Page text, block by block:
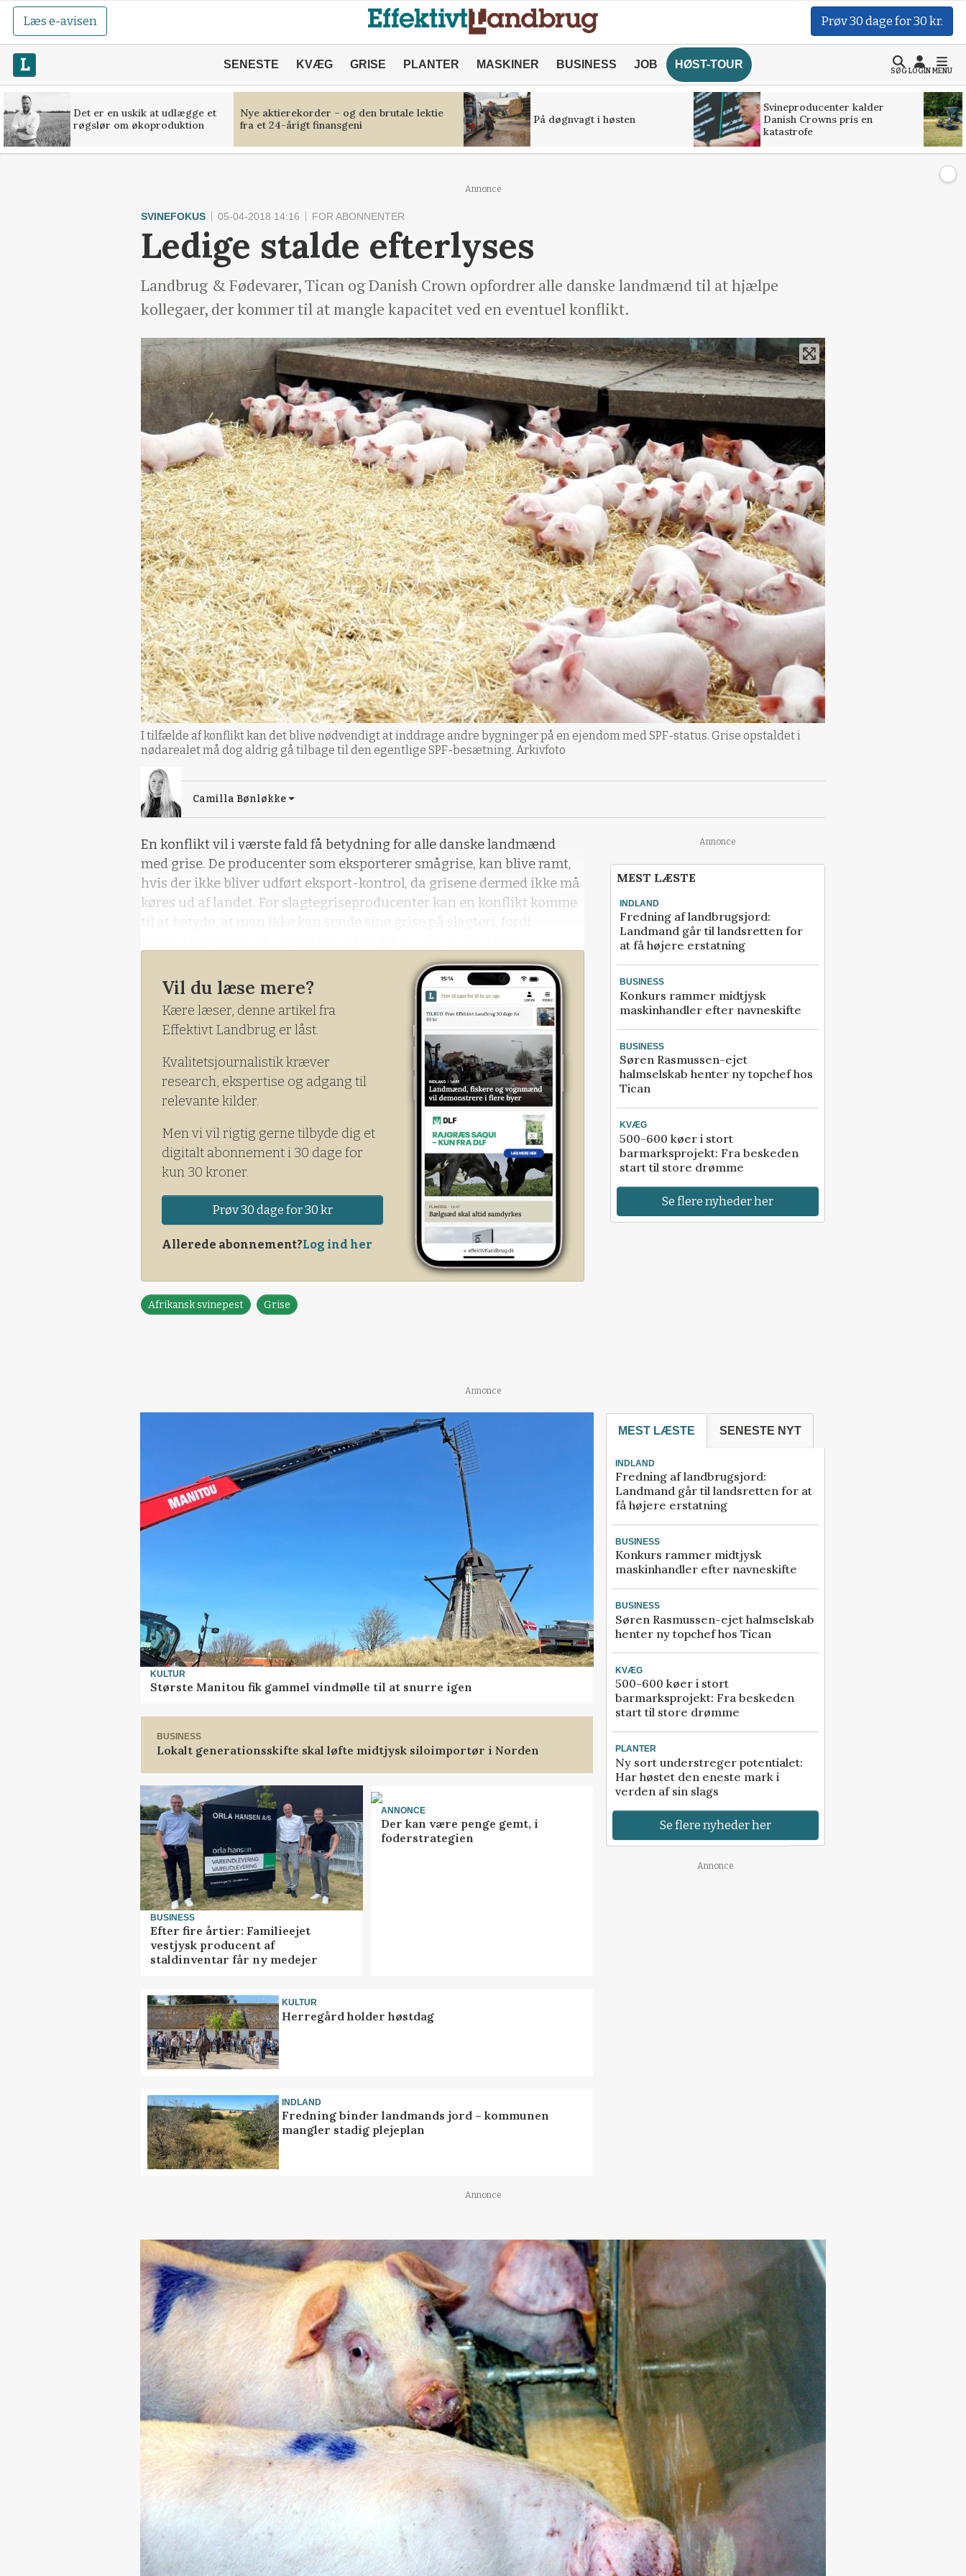
Læs e-avisen Prøv 30 dage for 30 kr.
SENESTE KVÆG GRISE PLANTER MASKINER BUSINESS JOB HØST-TOUR
SØGLOGINMENU
Det er en uskik at udlægge et
røgslør om økoproduktion
Nye aktierekorder – og den brutale lektie
fra et 24-årigt finansgeni
På døgnvagt i høsten
Svineproducenter kalder
Danish Crowns pris en
katastrofe
Annonce
SVINEFOKUS 05-04-2018 14:16 FOR ABONNENTER
Ledige stalde efterlyses
Landbrug & Fødevarer, Tican og Danish Crown opfordrer alle danske landmænd til at hjælpe
kollegaer, der kommer til at mangle kapacitet ved en eventuel konflikt.
I tilfælde af konflikt kan det blive nødvendigt at inddrage andre bygninger på en ejendom med SPF-status. Grise opstaldet i
nødarealet må dog aldrig gå tilbage til den egentlige SPF-besætning. Arkivfoto
Camilla Bønløkke
En konflikt vil i værste fald få betydning for alle danske landmænd
med grise. De producenter som eksporterer smågrise, kan blive ramt,
hvis der ikke bliver udført eksport-kontrol, da grisene dermed ikke må
køres ud af landet. For slagtegriseproducenter kan en konflikt komme
til at betyde, at man ikke kan sende sine grise på slagteri, fordi
Vil du læse mere?
Kære læser, denne artikel fra
Effektivt Landbrug er låst.
Kvalitetsjournalistik kræver
research, ekspertise og adgang til
relevante kilder.
Men vi vil rigtig gerne tilbyde dig et
digitalt abonnement i 30 dage for
kun 30 kroner.
Prøv 30 dage for 30 kr
Allerede abonnement?Log ind her
Afrikansk svinepest Grise
Annonce
MEST LÆSTE
INDLAND
Fredning af landbrugsjord:
Landmand går til landsretten for
at få højere erstatning
BUSINESS
Konkurs rammer midtjysk
maskinhandler efter navneskifte
BUSINESS
Søren Rasmussen-ejet
halmselskab henter ny topchef hos
Tican
KVÆG
500-600 køer i stort
barmarksprojekt: Fra beskeden
start til store drømme
Se flere nyheder her
Annonce
KULTUR
Største Manitou fik gammel vindmølle til at snurre igen
BUSINESS
Lokalt generationsskifte skal løfte midtjysk siloimportør i Norden
BUSINESS
Efter fire årtier: Familieejet
vestjysk producent af
staldinventar får ny medejer
ANNONCE
Der kan være penge gemt, i
foderstrategien
KULTUR
Herregård holder høstdag
INDLAND
Fredning binder landmands jord – kommunen
mangler stadig plejeplan
MEST LÆSTE SENESTE NYT
INDLAND
Fredning af landbrugsjord:
Landmand går til landsretten for at
få højere erstatning
BUSINESS
Konkurs rammer midtjysk
maskinhandler efter navneskifte
BUSINESS
Søren Rasmussen-ejet halmselskab
henter ny topchef hos Tican
KVÆG
500-600 køer i stort
barmarksprojekt: Fra beskeden
start til store drømme
PLANTER
Ny sort understreger potentialet:
Har høstet den eneste mark i
verden af sin slags
Se flere nyheder her
Annonce
Annonce